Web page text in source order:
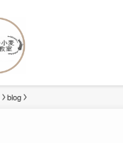
blog